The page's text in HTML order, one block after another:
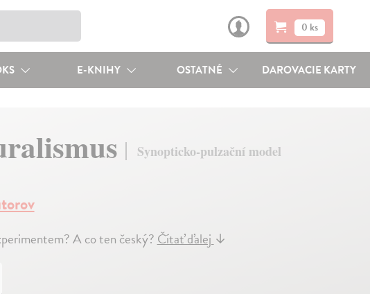
0 ks
E-KNIHY OSTATNÉ DAROVACIE KARTY
Synopticko-pulzační model
A co ten český?Čítať ďalej↓